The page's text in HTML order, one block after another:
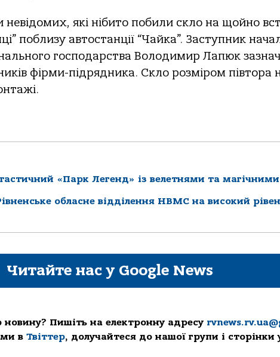
які нібито побили скло на щойно
поблизу автостанції “Чайка”. Заступник
господарства Володимир Лапюк
фірми-підрядника. Скло розміром
«Парк Легенд» із велетнями та
обласне відділення НВМС на високий
Читайте нас у Google News
Пишіть на електронну адресу
в Твіттер, долучайтеся до нашої групи і сторінки